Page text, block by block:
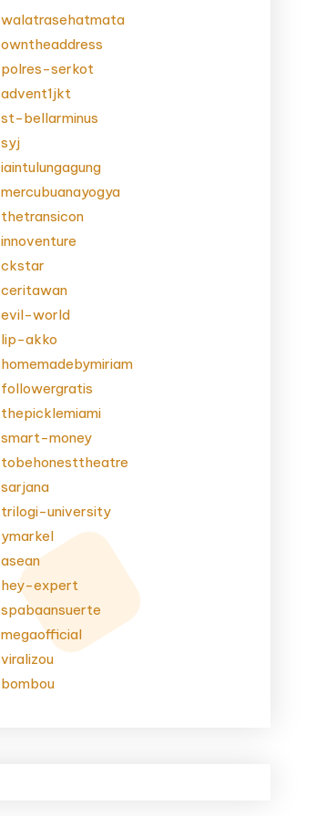
walatrasehatmata
owntheaddress
polres-serkot
advent1jkt
st-bellarminus
syj
iaintulungagung
mercubuanayogya
thetransicon
innoventure
ckstar
ceritawan
evil-world
lip-akko
homemadebymiriam
followergratis
thepicklemiami
smart-money
tobehonesttheatre
sarjana
trilogi-university
ymarkel
asean
hey-expert
spabaansuerte
megaofficial
viralizou
bombou